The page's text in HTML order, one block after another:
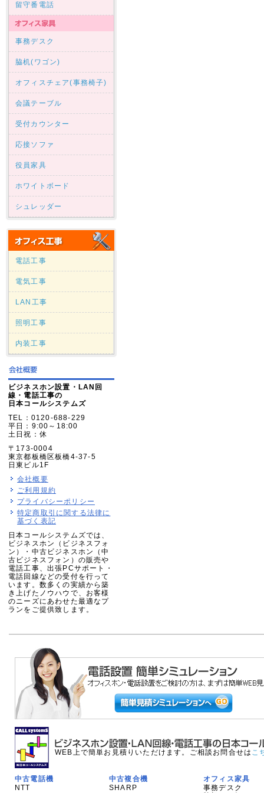
留守番電話
事務デスク
脇机(ワゴン)
オフィスチェア(事務椅子)
会議テーブル
受付カウンター
応接ソファ
役員家具
ホワイトボード
シュレッダー
電話工事
電気工事
LAN工事
照明工事
内装工事
ビジネスホン設置・LAN回
線・電話工事の
日本コールシステムズ
TEL：0120-688-229
平日：9:00～18:00
土日祝：休
〒173-0004
東京都板橋区板橋4-37-5
日東ビル1F
会社概要
ご利用規約
プライバシーポリシー
特定商取引に関する法律に
基づく表記
日本コールシステムズでは、
ビジネスホン（ビジネスフォ
ン）・中古ビジネスホン（中
古ビジネスフォン）の販売や
電話工事、出張PCサポート・
電話回線などの受付を行って
います。数多くの実績から築
き上げたノウハウで、お客様
のニーズにあわせた最適なプ
ランをご提供致します。
WEB上で簡単お見積りいただけます。ご相談お問合せは こ
中古電話機
NTT
中古複合機
SHARP
オフィス家具
事務デスク